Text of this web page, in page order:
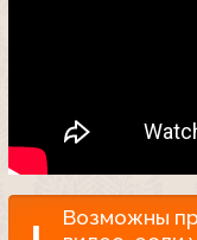
Возможны